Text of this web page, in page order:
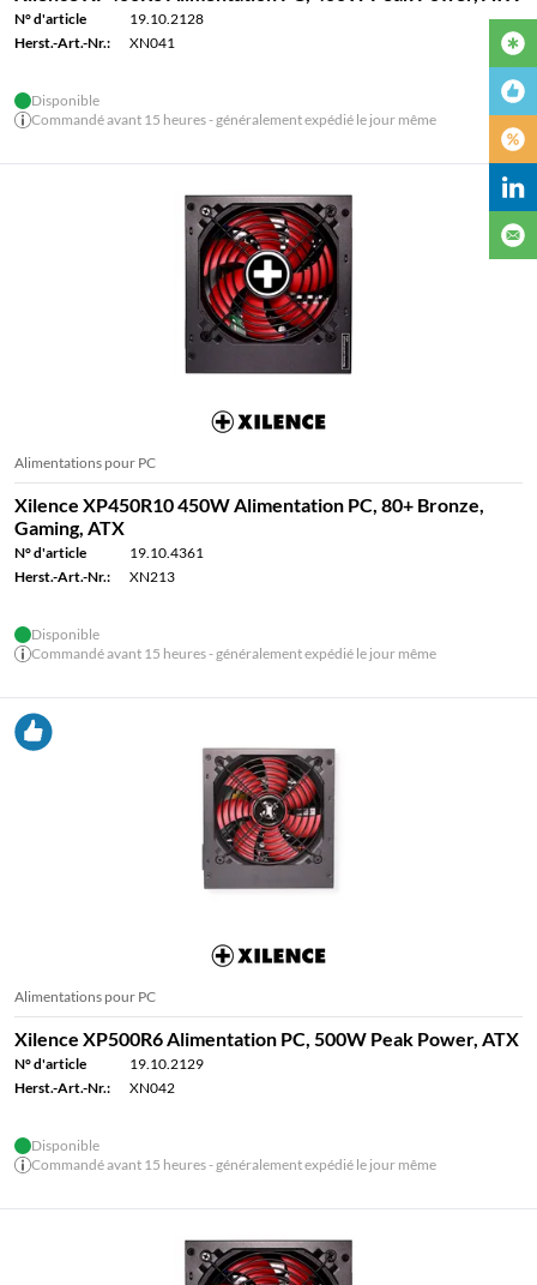
N° d'article
19.10.2128
Herst.-Art.-Nr.:
XN041
Disponible
Commandé avant 15 heures - généralement expédié le jour même
Alimentations pour PC
Xilence XP450R10 450W Alimentation PC, 80+ Bronze,
Gaming, ATX
N° d'article
19.10.4361
Herst.-Art.-Nr.:
XN213
Disponible
Commandé avant 15 heures - généralement expédié le jour même
Alimentations pour PC
Xilence XP500R6 Alimentation PC, 500W Peak Power, ATX
N° d'article
19.10.2129
Herst.-Art.-Nr.:
XN042
Disponible
Commandé avant 15 heures - généralement expédié le jour même